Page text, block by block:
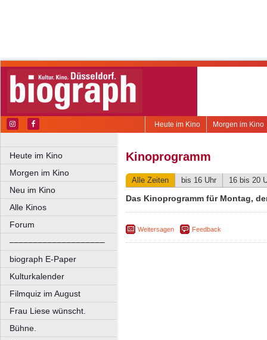
Morgen im Kino
Heute im Kino
Heute im Kino
Morgen im Kino
Neu im Kino
Alle Kinos
Forum
––––––––––––––––––––
biograph E-Paper
Kulturkalender
Filmquiz im August
Frau Liese wünscht.
Bühne.
Kinoprogramm
Alle Zeiten bis 16 Uhr 16 bis 20
Das Kinoprogramm für Montag,
Weitersagen Feedback